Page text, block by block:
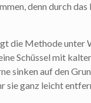
denn durch
die Methode unter
Schüssel mit
sinken auf den
sie ganz leicht